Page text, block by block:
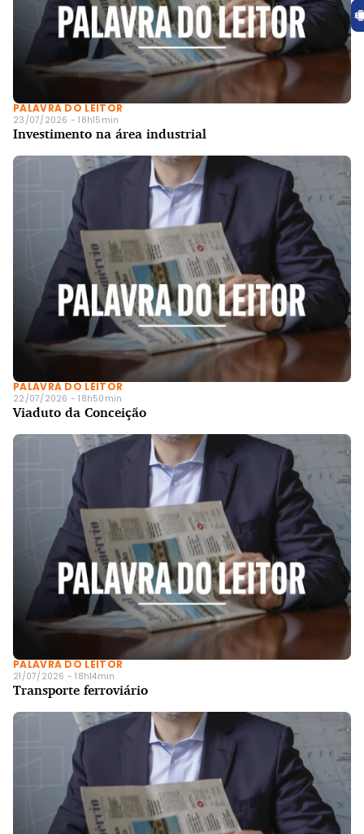
PALAVRA DO LEITOR
23/07/2026 - 18h15min
Investimento na área industrial
PALAVRA DO LEITOR
22/07/2026 - 18h50min
Viaduto da Conceição
PALAVRA DO LEITOR
21/07/2026 - 18h14min
Transporte ferroviário